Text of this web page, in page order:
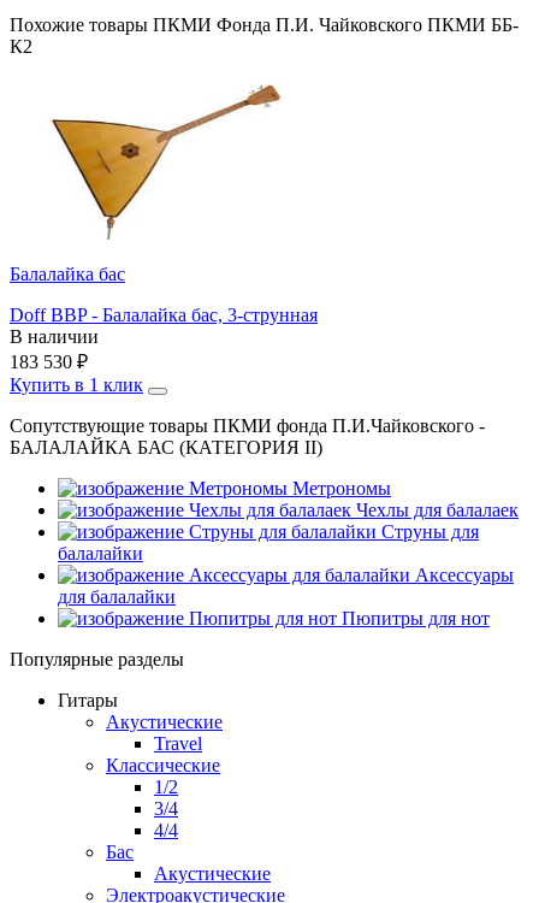
Похожие товары ПКМИ Фонда П.И. Чайковского ПКМИ ББ-
К2
Балалайка бас
Doff BBP - Балалайка бас, 3-струнная
В наличии
183 530 ₽
Купить в 1 клик
Сопутствующие товары ПКМИ фонда П.И.Чайковского -
БАЛАЛАЙКА БАС (КАТЕГОРИЯ II)
Метрономы
Чехлы для балалаек
Струны для
балалайки
Аксессуары
для балалайки
Пюпитры для нот
Популярные разделы
Гитары
Акустические
Travel
Классические
1/2
3/4
4/4
Бас
Акустические
Электроакустические